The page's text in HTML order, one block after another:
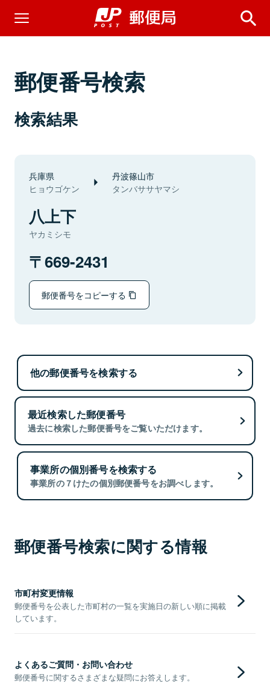
郵便番号検索
検索結果
兵庫県
ヒョウゴケン
丹波篠山市
タンバササヤマシ
八上下
ヤカミシモ
669-2431
郵便番号をコピーする
他の郵便番号を検索する
最近検索した郵便番号
過去に検索した郵便番号をご覧いただけます。
事業所の個別番号を検索する
事業所の７けたの個別郵便番号をお調べします。
郵便番号検索に関する情報
市町村変更情報
郵便番号を公表した市町村の一覧を実施日の新しい順に掲載
しています。
よくあるご質問・お問い合わせ
郵便番号に関するさまざまな疑問にお答えします。